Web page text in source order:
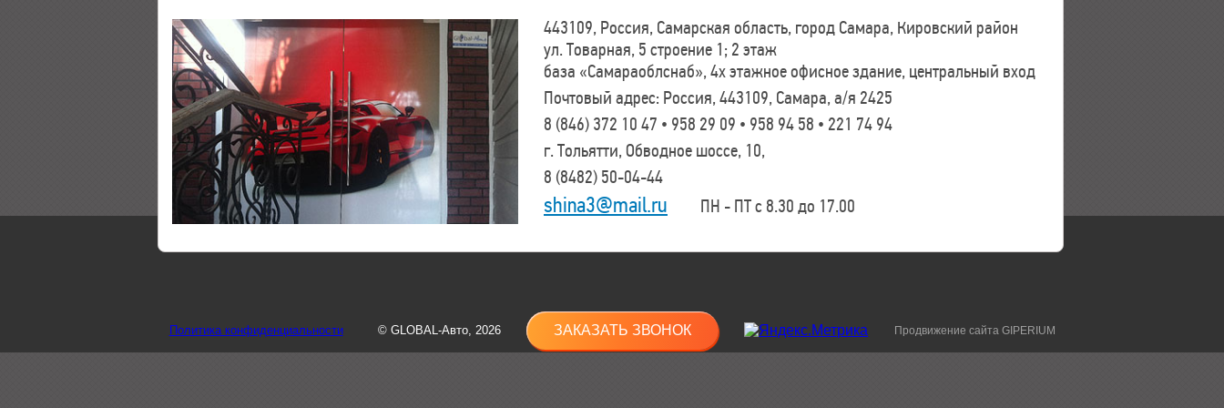
443109, Россия, Самарская область, город Самара, Кировский район
ул. Товарная, 5 строение 1; 2 этаж
база «Самараоблснаб», 4х этажное офисное здание, центральный вход
Почтовый адрес: Россия, 443109, Самара, а/я 2425
8 (846) 372 10 47 • 958 29 09 • 958 94 58 • 221 74 94
г. Тольятти, Обводное шоссе, 10,
8 (8482) 50-04-44
shina3@mail.ru ПН - ПТ с 8.30 до 17.00
Политика конфиденциальности © GLOBAL-Авто, 2026 ЗАКАЗАТЬ ЗВОНОК Продвижение сайта GIPERIUM